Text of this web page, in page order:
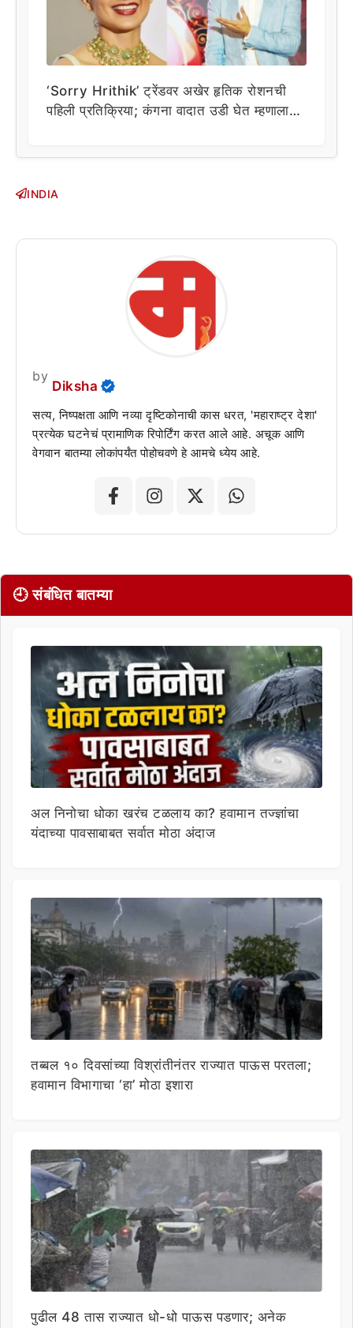
‘Sorry Hrithik’ ट्रेंडवर अखेर हृतिक रोशनची
पहिली प्रतिक्रिया; कंगना वादात उडी घेत म्हणाला…
INDIA
by
Diksha
सत्य, निष्पक्षता आणि नव्या दृष्टिकोनाची कास धरत, 'महाराष्ट्र देशा'
प्रत्येक घटनेचं प्रामाणिक रिपोर्टिंग करत आले आहे. अचूक आणि
वेगवान बातम्या लोकांपर्यंत पोहोचवणे हे आमचे ध्येय आहे.
🕘 संबंधित बातम्या
अल निनोचा धोका खरंच टळलाय का? हवामान तज्ज्ञांचा
यंदाच्या पावसाबाबत सर्वात मोठा अंदाज
तब्बल १० दिवसांच्या विश्रांतीनंतर राज्यात पाऊस परतला;
हवामान विभागाचा ‘हा’ मोठा इशारा
पुढील 48 तास राज्यात धो-धो पाऊस पडणार; अनेक